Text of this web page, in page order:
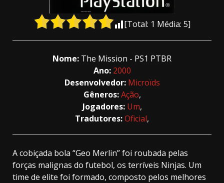
[Total: 1 Média: 5]
Nome: The Mission - PS1 PTBR
Ano: 2000
Desenvolvedor: Microïds
Gêneros:Ação,
Jogadores: Um,
Tradutores:Oficial,
A cobiçada bola “Geo Merlin” foi roubada pelas
forças malignas do futebol, os terríveis Ninjas. Um
time de elite foi formado, composto pelos melhores